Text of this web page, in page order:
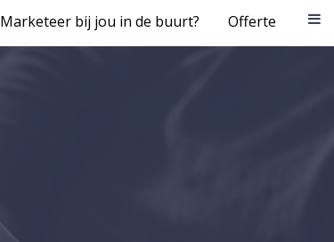
Marketeer bij jou in de buurt? Offerte